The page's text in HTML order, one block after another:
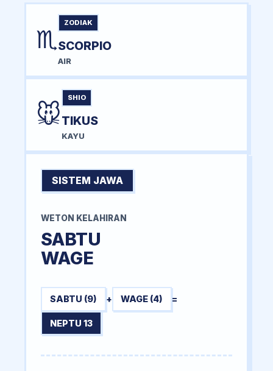
♏
ZODIAK
SCORPIO
AIR
🐭
SHIO
TIKUS
KAYU
SISTEM JAWA
WETON KELAHIRAN
SABTU
WAGE
SABTU (9) + WAGE (4) =
NEPTU 13